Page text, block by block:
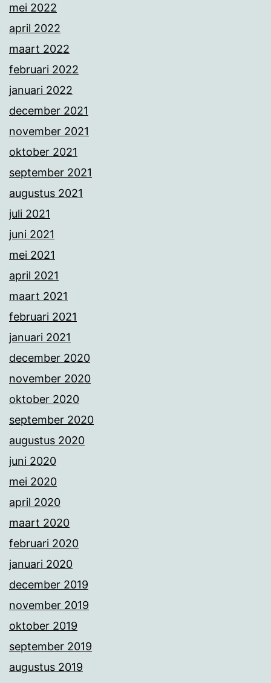
mei 2022
april 2022
maart 2022
februari 2022
januari 2022
december 2021
november 2021
oktober 2021
september 2021
augustus 2021
juli 2021
juni 2021
mei 2021
april 2021
maart 2021
februari 2021
januari 2021
december 2020
november 2020
oktober 2020
september 2020
augustus 2020
juni 2020
mei 2020
april 2020
maart 2020
februari 2020
januari 2020
december 2019
november 2019
oktober 2019
september 2019
augustus 2019